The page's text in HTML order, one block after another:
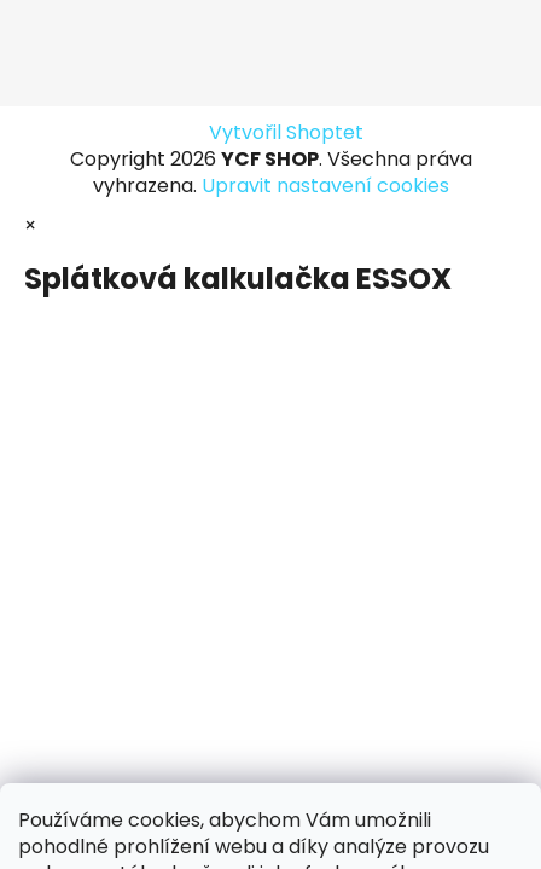
Používáme cookies, abychom Vám umožnili
pohodlné prohlížení webu a díky analýze provozu
Vytvořil Shoptet
Copyright 2026 YCF SHOP. Všechna práva
vyhrazena. Upravit nastavení cookies
×
Splátková kalkulačka ESSOX